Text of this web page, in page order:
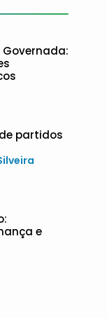
Governada:
partidos
e